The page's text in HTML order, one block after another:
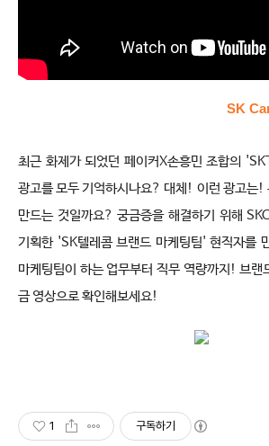
SK
최근 화제가 되었던 페이커X손흥민 조합의 '
광고를 모두 기억하시나요? 대체! 이런 광고는
만드는 것일까요? 궁금증을 해결하기 위해
기획한 'SK텔레콤 브랜드 마케팅팀' 현직자를
마케팅팀이 하는 업무부터 직무 역량까지! 브랜
1 구독하기